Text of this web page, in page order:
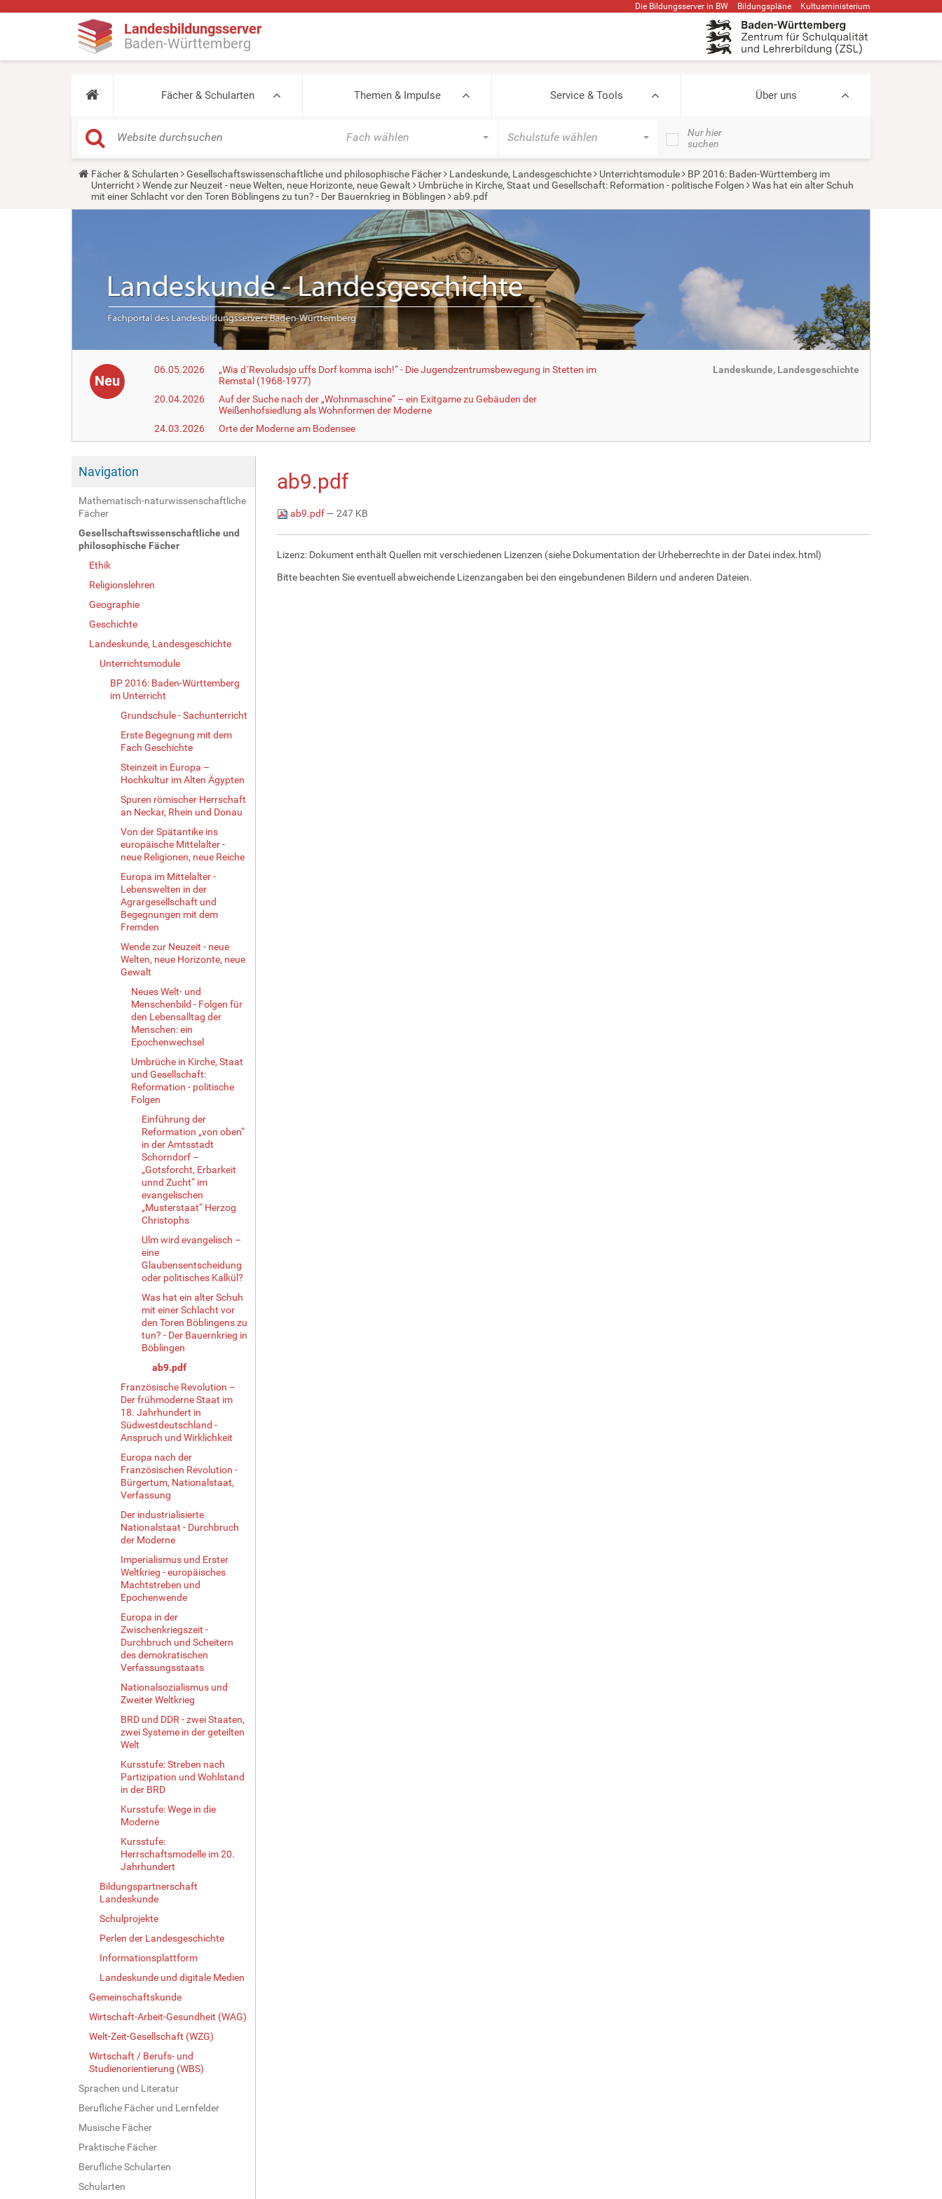
Die Bildungsserver in BW Bildungspläne Kultusministerium
Landesbildungsserver
Baden-Württemberg
Fächer & Schularten Themen & Impulse Service & Tools Über uns
Fach wählen Schulstufe wählen
Nur hier
suchen
Y
a
Fächer & Schularten Gesellschaftswissenschaftliche und philosophische Fächer Landeskunde, Landesgeschichte Unterrichtsmodule
BP 2016: Baden-Württemberg im
Unterricht
Wende zur Neuzeit - neue Welten, neue Horizonte, neue Gewalt Umbrüche in Kirche, Staat und Gesellschaft: Reformation - politische Folgen
Was hat ein alter Schuh
mit einer Schlacht vor den Toren Böblingens zu tun? - Der Bauernkrieg in Böblingen
ab9.pdf
Neu
06.05.2026
„Wia d´Revoludsjo uffs Dorf komma isch!“ - Die Jugendzentrumsbewegung in Stetten im
Remstal (1968-1977)
20.04.2026
Auf der Suche nach der „Wohnmaschine“ – ein Exitgame zu Gebäuden der
Weißenhofsiedlung als Wohnformen der Moderne
24.03.2026
Orte der Moderne am Bodensee
Landeskunde, Landesgeschichte
Navigation
Mathematisch-naturwissenschaftliche
Fächer
Gesellschaftswissenschaftliche und
philosophische Fächer
Ethik
Religionslehren
Geographie
Geschichte
Landeskunde, Landesgeschichte
Unterrichtsmodule
BP 2016: Baden-Württemberg
im Unterricht
Grundschule - Sachunterricht
Erste Begegnung mit dem
Fach Geschichte
Steinzeit in Europa –
Hochkultur im Alten Ägypten
Spuren römischer Herrschaft
an Neckar, Rhein und Donau
Von der Spätantike ins
europäische Mittelalter -
neue Religionen, neue Reiche
Europa im Mittelalter -
Lebenswelten in der
Agrargesellschaft und
Begegnungen mit dem
Fremden
Wende zur Neuzeit - neue
Welten, neue Horizonte, neue
Gewalt
Neues Welt- und
Menschenbild - Folgen für
den Lebensalltag der
Menschen: ein
Epochenwechsel
Umbrüche in Kirche, Staat
und Gesellschaft:
Reformation - politische
Folgen
Einführung der
Reformation „von oben“
in der Amtsstadt
Schorndorf –
„Gotsforcht, Erbarkeit
unnd Zucht“ im
evangelischen
„Musterstaat“ Herzog
Christophs
Ulm wird evangelisch –
eine
Glaubensentscheidung
oder politisches Kalkül?
Was hat ein alter Schuh
mit einer Schlacht vor
den Toren Böblingens zu
tun? - Der Bauernkrieg in
Böblingen
ab9.pdf
Französische Revolution –
Der frühmoderne Staat im
18. Jahrhundert in
Südwestdeutschland -
Anspruch und Wirklichkeit
Europa nach der
Französischen Revolution -
Bürgertum, Nationalstaat,
Verfassung
Der industrialisierte
Nationalstaat - Durchbruch
der Moderne
Imperialismus und Erster
Weltkrieg - europäisches
Machtstreben und
Epochenwende
Europa in der
Zwischenkriegszeit -
Durchbruch und Scheitern
des demokratischen
Verfassungsstaats
Nationalsozialismus und
Zweiter Weltkrieg
BRD und DDR - zwei Staaten,
zwei Systeme in der geteilten
Welt
Kursstufe: Streben nach
Partizipation und Wohlstand
in der BRD
Kursstufe: Wege in die
Moderne
Kursstufe:
Herrschaftsmodelle im 20.
Jahrhundert
Bildungspartnerschaft
Landeskunde
Schulprojekte
Perlen der Landesgeschichte
Informationsplattform
Landeskunde und digitale Medien
Gemeinschaftskunde
Wirtschaft-Arbeit-Gesundheit (WAG)
Welt-Zeit-Gesellschaft (WZG)
Wirtschaft / Berufs- und
Studienorientierung (WBS)
Sprachen und Literatur
Berufliche Fächer und Lernfelder
Musische Fächer
Praktische Fächer
Berufliche Schularten
Schularten
ab9.pdf
ab9.pdf— 247 KB
Lizenz: Dokument enthält Quellen mit verschiedenen Lizenzen (siehe Dokumentation der Urheberrechte in der Datei index.html)
Bitte beachten Sie eventuell abweichende Lizenzangaben bei den eingebundenen Bildern und anderen Dateien.